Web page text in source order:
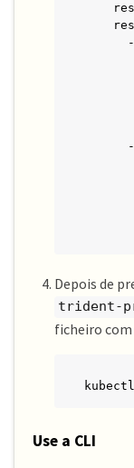
Depois de
trident-
ficheiro com
Use a CLI